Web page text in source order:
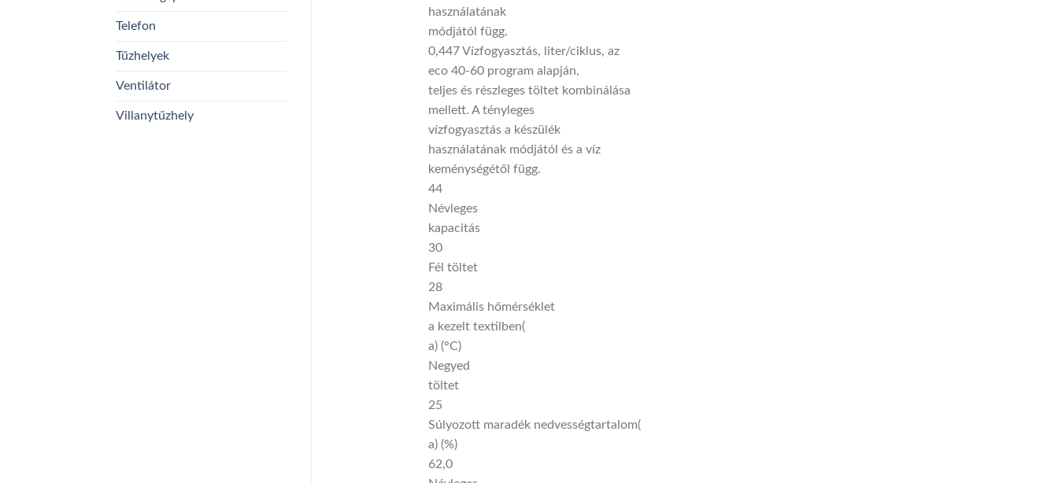
Telefon
Tűzhelyek
Ventilátor
Villanytűzhely
használatának
módjától függ.
0,447 Vízfogyasztás, liter/ciklus, az
eco 40-60 program alapján,
teljes és részleges töltet kombinálása
mellett. A tényleges
vízfogyasztás a készülék
használatának módjától és a víz
keménységétől függ.
44
Névleges
kapacitás
30
Fél töltet
28
Maximális hőmérséklet
a kezelt textilben(
a) (°C)
Negyed
töltet
25
Súlyozott maradék nedvességtartalom(
a) (%)
62,0